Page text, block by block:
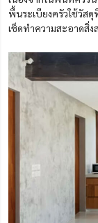
พื้นระเบียงครัวใช้วัสดุ
เช็ดทำความสะอาดสิ่ง